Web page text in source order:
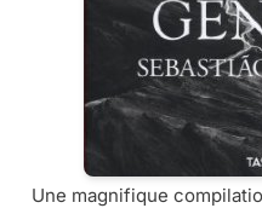
Une magnifique